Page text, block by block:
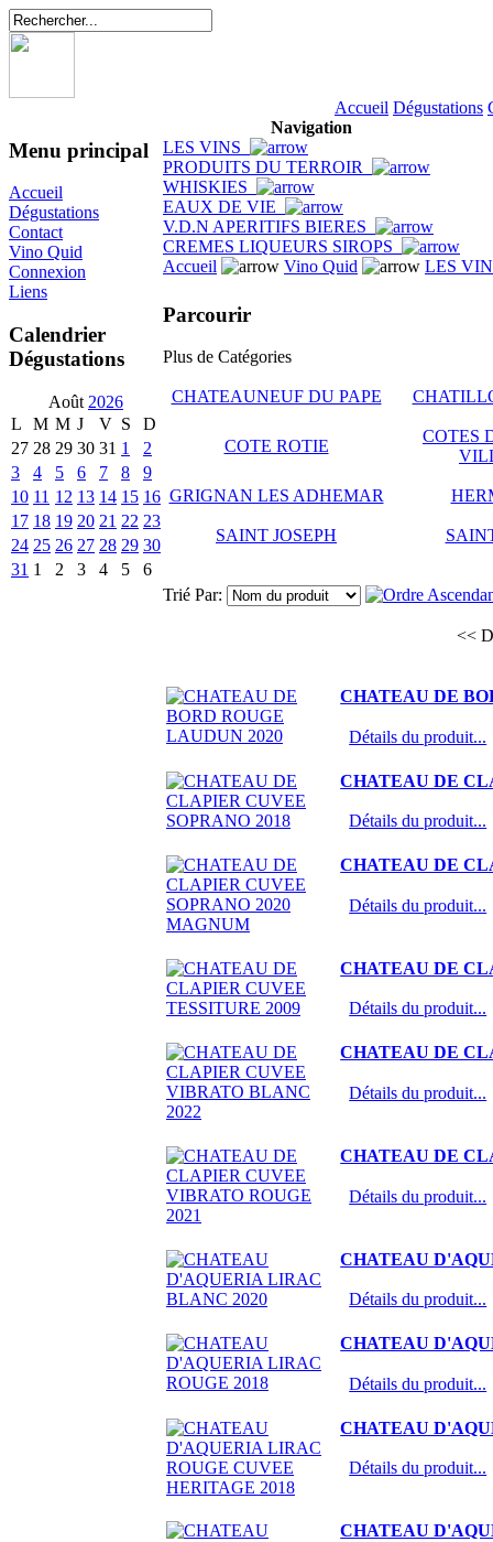
Accueil Dégustations
Menu principal
Accueil
Dégustations
Contact
Vino Quid
Connexion
Liens
Calendrier
Dégustations
Août 2026
L
M M J V S
D
27 28 29 30 31 1
2
3
4 5 6 7 8
9
10 11 12 13 14 15 16
17 18 19 20 21 22 23
24 25 26 27 28 29 30
31 1 2 3 4 5 6
Navigation
LES VINS
PRODUITS DU TERROIR
WHISKIES
EAUX DE VIE
V.D.N APERITIFS BIERES
CREMES LIQUEURS SIROPS
Accueil
Vino Quid LES
Parcourir
Plus de Catégories
CHATEAUNEUF DU PAPE
COTE ROTIE
COTES
GRIGNAN LES ADHEMAR
SAINT JOSEPH
Trié Par:
<<
CHATEAU DE
Détails du produit...
CHATEAU DE
Détails du produit...
CHATEAU DE
Détails du produit...
CHATEAU DE
Détails du produit...
CHATEAU DE
Détails du produit...
CHATEAU DE
Détails du produit...
CHATEAU
Détails du produit...
CHATEAU
Détails du produit...
CHATEAU
Détails du produit...
CHATEAU